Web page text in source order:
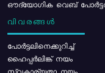
ഔദ്യോഗിക വെബ്
വിവരങ്ങൾ
പോര്‍ട്ടലിനെക്കുറിച്ച്
ഹൈപ്പർലിങ്ക് നയം
സ്വകാര്യതാ നയം